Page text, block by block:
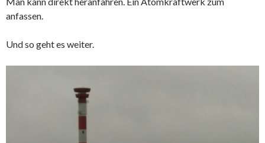
anfassen.
Und so geht es weiter.